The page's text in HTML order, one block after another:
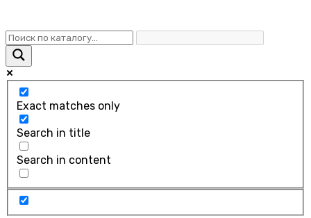
Exact matches only
Search in title
Search in content